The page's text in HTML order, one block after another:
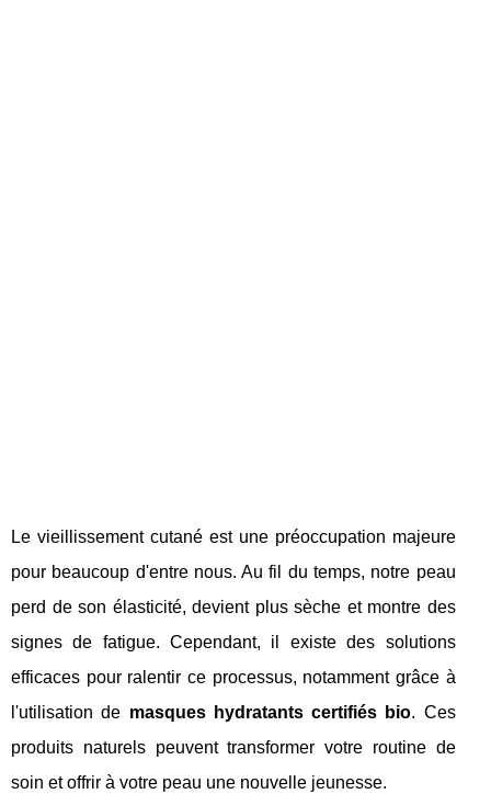
Le vieillissement cutané est une préoccupation majeure
pour beaucoup d'entre nous. Au fil du temps, notre peau
perd de son élasticité, devient plus sèche et montre des
signes de fatigue. Cependant, il existe des solutions
efficaces pour ralentir ce processus, notamment grâce à
l'utilisation de masques hydratants certifiés bio. Ces
produits naturels peuvent transformer votre routine de
soin et offrir à votre peau une nouvelle jeunesse.